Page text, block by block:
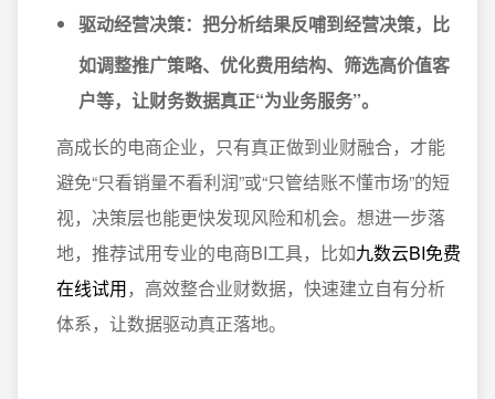
驱动经营决策： 把分析结果反哺到经营决策，比
如调整推广策略、优化费用结构、筛选高价值客
户等，让财务数据真正“为业务服务”。
高成长的电商企业，只有真正做到业财融合，才能
避免“只看销量不看利润”或“只管结账不懂市场”的短
视，决策层也能更快发现风险和机会。想进一步落
地，推荐试用专业的电商BI工具，比如九数云BI免费
在线试用，高效整合业财数据，快速建立自有分析
体系，让数据驱动真正落地。